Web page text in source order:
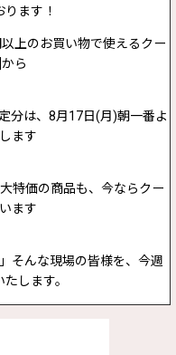
ます！
上のお買い物で使えるクー
ら
分は、8月17日(月)朝一番よ
ます
特価の商品も、今ならクー
ます
そんな現場の皆様を、今週
します。